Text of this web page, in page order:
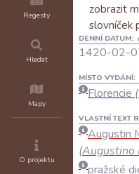
Regesty
Hledat
Mapy
O projektu
zobrazit
slovníček
DENNÍ DATUM:
1420-02-
MÍSTO VYDÁNÍ:
Florencie
VLASTNÍ TEXT
Augustin
(Augustino
pražské